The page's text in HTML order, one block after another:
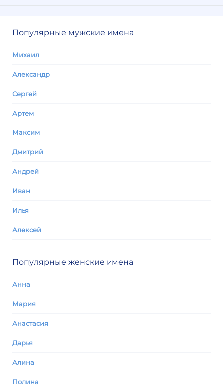
Популярные мужские имена
Михаил
Александр
Сергей
Артем
Максим
Дмитрий
Андрей
Иван
Илья
Алексей
Популярные женские имена
Анна
Мария
Анастасия
Дарья
Алина
Полина